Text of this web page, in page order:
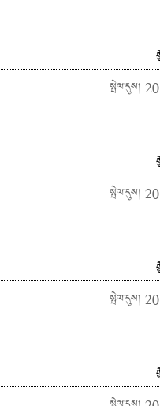
སྤེལ་དུས།
སྤེལ་དུས།
སྤེལ་དུས།